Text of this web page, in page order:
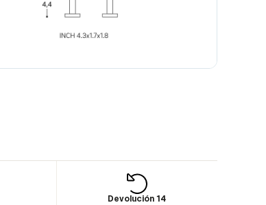
Devolución 14